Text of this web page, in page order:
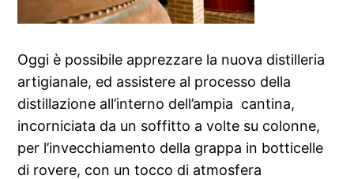
Oggi è possibile apprezzare la nuova distilleria
artigianale, ed assistere al processo della
distillazione all’interno dell’ampia cantina,
incorniciata da un soffitto a volte su colonne,
per l’invecchiamento della grappa in botticelle
di rovere, con un tocco di atmosfera